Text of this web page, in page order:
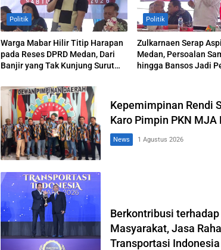
Politik
Warga Mabar Hilir Titip Harapan
pada Reses DPRD Medan, Dari
Banjir yang Tak Kunjung Surut
Politik
Zulkarnaen Serap
Medan, Persoalan
hingga Bansos Jadi
Kepemimpinan Rendi
Karo Pimpin PKN MJA
News 1 Agustus 2026
Berkontribusi
Masyarakat, Jasa
Transportasi